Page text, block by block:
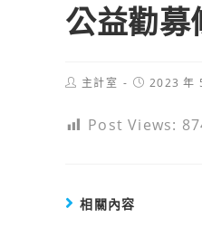
公益勸募
Post主計室
Post2023 年
Post Views:
相關內容